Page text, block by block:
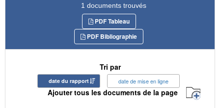
1 documents trouvés
PDF Tableau
PDF Bibliographie
Tri par
date du rapport date de mise en ligne
Ajouter tous les documents de la page